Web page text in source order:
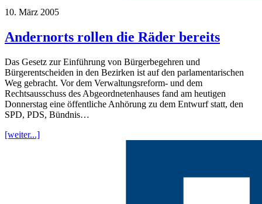
10. März 2005
Andernorts rollen die Räder bereits
Das Gesetz zur Einführung von Bürgerbegehren und
Bürgerentscheiden in den Bezirken ist auf den parlamentarischen
Weg gebracht. Vor dem Verwaltungsreform- und dem
Rechtsausschuss des Abgeordnetenhauses fand am heutigen
Donnerstag eine öffentliche Anhörung zu dem Entwurf statt, den
SPD, PDS, Bündnis…
[weiter...]